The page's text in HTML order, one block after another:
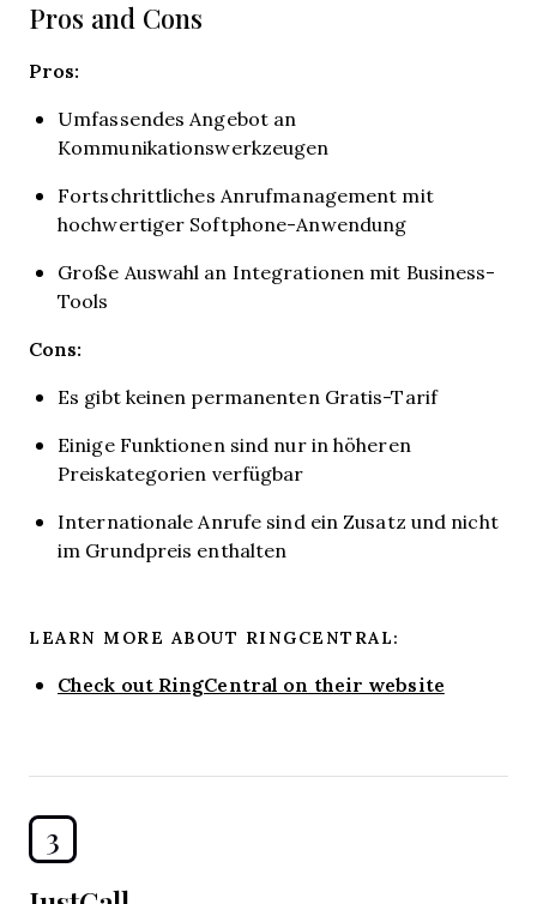
Pros and Cons
Pros:
Umfassendes Angebot an
Kommunikationswerkzeugen
Fortschrittliches Anrufmanagement mit
hochwertiger Softphone-Anwendung
Große Auswahl an Integrationen mit Business-
Tools
Cons:
Es gibt keinen permanenten Gratis-Tarif
Einige Funktionen sind nur in höheren
Preiskategorien verfügbar
Internationale Anrufe sind ein Zusatz und nicht
im Grundpreis enthalten
LEARN MORE ABOUT RINGCENTRAL:
Check out RingCentral on their website
3